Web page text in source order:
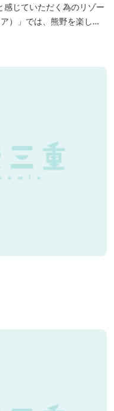
じていただく為のリゾー
）」では、熊野を楽しむ
ところに、熊野灘の青い
感じていただけるよう設